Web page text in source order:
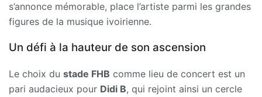
s’annonce mémorable, place l’artiste parmi les grandes
figures de la musique ivoirienne.
Un défi à la hauteur de son ascension
Le choix du stade FHB comme lieu de concert est un
pari audacieux pour Didi B, qui rejoint ainsi un cercle